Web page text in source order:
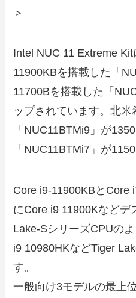
＞
Intel NUC 11 Extreme
11900KBを搭載した「
11700Bを搭載した「
ップされています。北米
「NUC11BTMi9」が1350
「NUC11BTMi7」が
Core i9-11900KBとCore
にCore i9 11900Kなどデ
Lake-SシリーズCPUの
i9 10980HKなどTiger
す。
一般向け3モデルの最上